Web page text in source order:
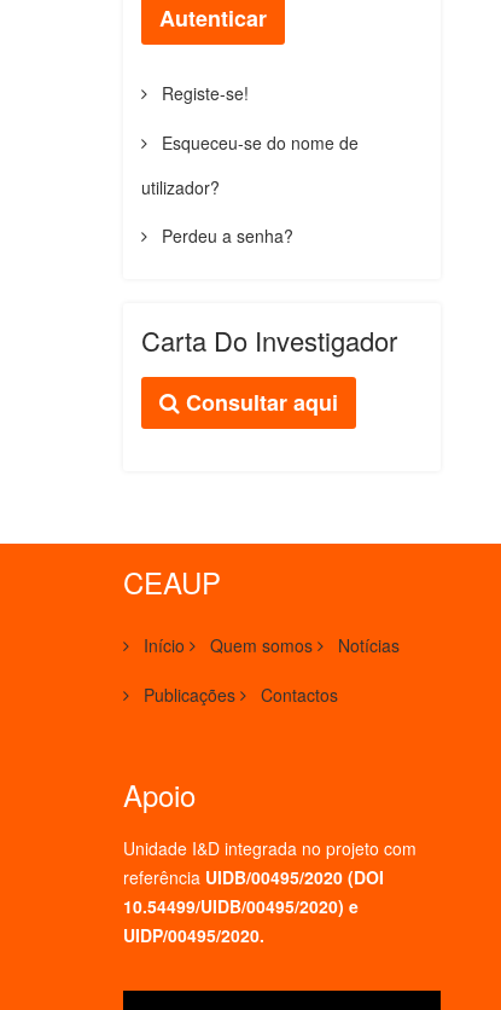
Autenticar
Registe-se!
Esqueceu-se do nome de
utilizador?
Perdeu a senha?
Carta Do Investigador
Consultar aqui
CEAUP
Início Quem somos Notícias
Publicações Contactos
Apoio
Unidade I&D integrada no projeto com
referência UIDB/00495/2020 (DOI
10.54499/UIDB/00495/2020) e
UIDP/00495/2020.